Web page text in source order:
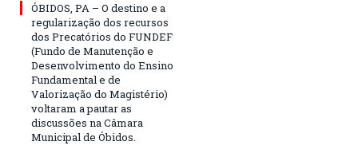
ÓBIDOS, PA – O destino e a
regularização dos recursos
dos Precatórios do FUNDEF
(Fundo de Manutenção e
Desenvolvimento do Ensino
Fundamental e de
Valorização do Magistério)
voltaram a pautar as
discussões na Câmara
Municipal de Óbidos.